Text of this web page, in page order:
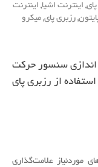
, اینترنت اشیا, اینترنت
, رزبری پای, میکرو
اندازی سنسور حرکت
موردنیاز علامت‌گذاری